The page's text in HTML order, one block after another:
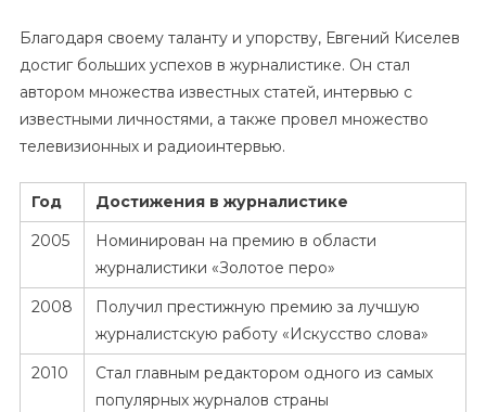
Благодаря своему таланту и упорству, Евгений Киселев
достиг больших успехов в журналистике. Он стал
автором множества известных статей, интервью с
известными личностями, а также провел множество
телевизионных и радиоинтервью.
Год
Достижения в журналистике
2005
Номинирован на премию в области
журналистики «Золотое перо»
2008
Получил престижную премию за лучшую
журналистскую работу «Искусство слова»
2010
Стал главным редактором одного из самых
популярных журналов страны